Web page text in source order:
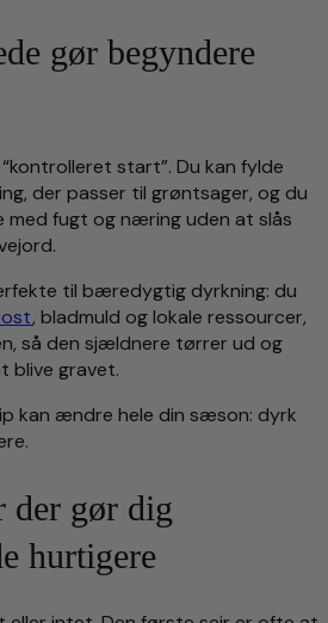
gør begyndere
start”. Du kan fylde
der passer til grøntsager, og du
med fugt og næring uden at slås
til bæredygtig dyrkning: du
, bladmuld og lokale ressourcer,
så den sjældnere tørrer ud og
blive gravet.
kan ændre hele din sæson: dyrk
der gør dig
hurtigere